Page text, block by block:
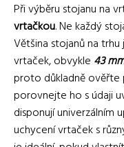
Při výběru stojanu na
vrtačkou. Ne každý
Většina stojanů na
vrtaček, obvykle 43
proto důkladně ověřte
porovnejte ho s údaji
disponují univerzálním
uchycení vrtaček s